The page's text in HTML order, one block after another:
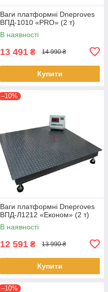
Ваги платформні Dneproves
ВПД-1010 «PRO» (2 т)
В наявності
13 491 ₴ 14 990 ₴
Купити
–10%
Ваги платформні Dneproves
ВПД-Л1212 «Економ» (2 т)
В наявності
12 591 ₴ 13 990 ₴
Купити
–10%